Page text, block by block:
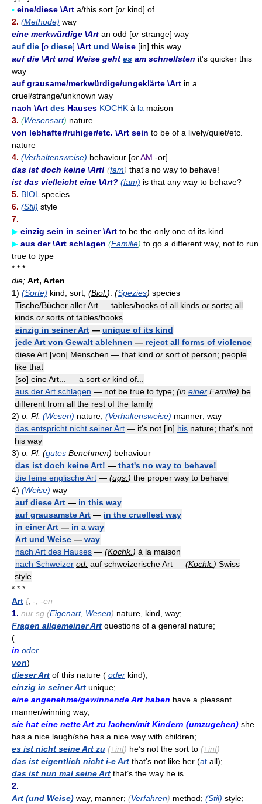
▪ eine/diese \Art a/this sort [or kind] of
2. (Methode) way
eine merkwürdige \Art an odd [or strange] way
auf die [o diese] \Art und Weise [in] this way
auf die \Art und Weise geht es am schnellsten it's quicker this
way
auf grausame/merkwürdige/ungeklärte \Art in a
cruel/strange/unknown way
nach \Art des Hauses KOCHK à la maison
3. (Wesensart) nature
von lebhafter/ruhiger/etc. \Art sein to be of a lively/quiet/etc.
nature
4. (Verhaltensweise) behaviour [orAM -or]
das ist doch keine \Art! (fam) that's no way to behave!
ist das vielleicht eine \Art? (fam) is that any way to behave?
5. BIOL species
6. (Stil) style
7.
▶ einzig sein in seiner \Art to be the only one of its kind
▶ aus der \Art schlagen (Familie) to go a different way, not to run
true to type
* * *
die; Art, Arten
1) (Sorte) kind; sort; (Biol. ): (Spezies) species
Tische/Bücher aller Art — tables/books of all kinds or sorts; all
kinds or sorts of tables/books
einzig in seiner Art — unique of its kind
jede Art von Gewalt ablehnen — reject all forms of violence
diese Art [von] Menschen — that kind or sort of person; people
like that
[so] eine Art... — a sort or kind of...
aus der Art schlagen — not be true to type; (in einer Familie) be
different from all the rest of the family
2) o. Pl. (Wesen) nature; (Verhaltensweise) manner; way
das entspricht nicht seiner Art — it's not [in] his nature; that's not
his way
3) o. Pl. (gutes Benehmen) behaviour
das ist doch keine Art! — that's no way to behave!
die feine englische Art — (ugs. ) the proper way to behave
4) (Weise) way
auf diese Art — in this way
auf grausamste Art — in the cruellest way
in einer Art — in a way
Art und Weise — way
nach Art des Hauses — (Kochk. ) à la maison
nach Schweizer od. auf schweizerische Art — (Kochk. ) Swiss
style
* * *
Art f; - , -en
1. nur sg (Eigenart, Wesen) nature, kind, way;
Fragen allgemeiner Art questions of a general nature;
(
in oder
von)
dieser Art of this nature ( oder kind);
einzig in seiner Art unique;
eine angenehme/gewinnende Art haben have a pleasant
manner/winning way;
sie hat eine nette Art zu lachen/mit Kindern (umzugehen) she
has a nice laugh/she has a nice way with children;
es ist nicht seine Art zu (+inf) he’s not the sort to (+inf)
das ist eigentlich nicht i-e Art that’s not like her (at all);
das ist nun mal seine Art that’s the way he is
2.
Art (und Weise) way, manner; (Verfahren) method; (Stil) style;